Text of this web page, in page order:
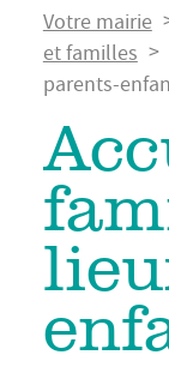
Fil
Votre mairie
et familles
parents-